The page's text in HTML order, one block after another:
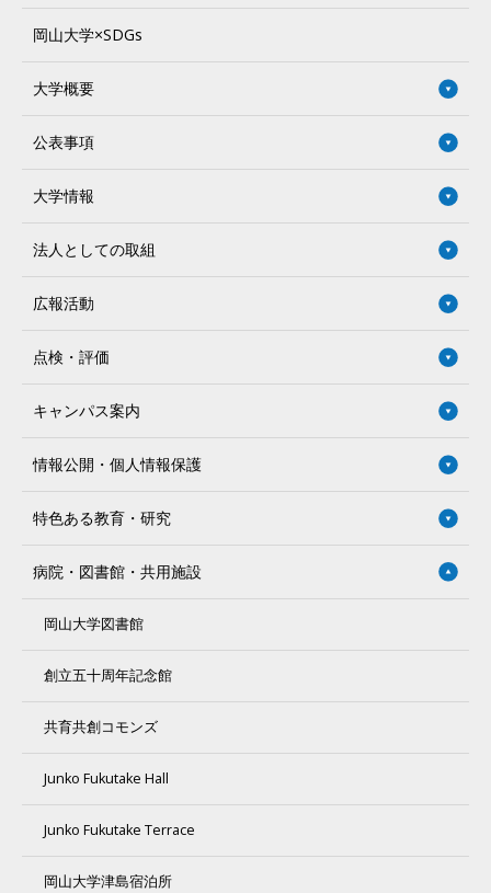
岡山大学×SDGs
大学概要
公表事項
大学情報
法人としての取組
広報活動
点検・評価
キャンパス案内
情報公開・個人情報保護
特色ある教育・研究
病院・図書館・共用施設
岡山大学図書館
創立五十周年記念館
共育共創コモンズ
Junko Fukutake Hall
Junko Fukutake Terrace
岡山大学津島宿泊所